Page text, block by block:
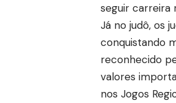
seguir carreira
Já no judô, os
conquistando
reconhecido
valores
nos Jogos